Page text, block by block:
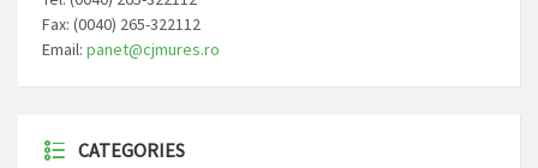
Fax: (0040) 265-322112
Email: panet@cjmures.ro
CATEGORIES